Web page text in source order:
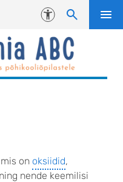
Juurdepääsetavus
on oksiidid,
nende keemilisi